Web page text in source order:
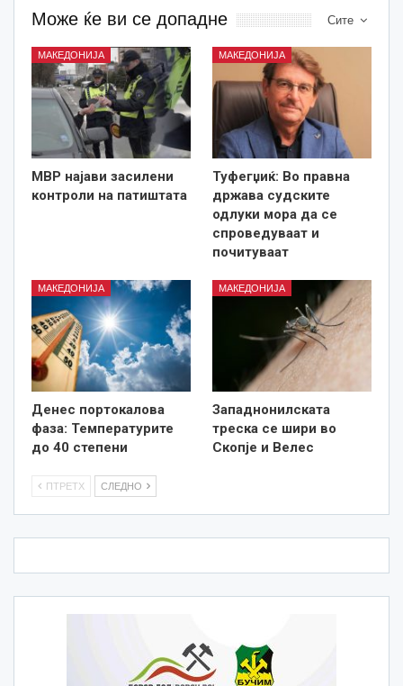
Сите
Може ќе ви се допадне
МАКЕДОНИЈА
МВР најави засилени
контроли на патиштата
МАКЕДОНИЈА
Туфегџиќ: Во правна
држава судските
одлуки мора да се
спроведуваат и
почитуваат
МАКЕДОНИЈА
Денес портокалова
фаза: Температурите
до 40 степени
МАКЕДОНИЈА
Западнонилската
треска се шири во
Скопје и Велес
ПТРЕТХ СЛЕДНО